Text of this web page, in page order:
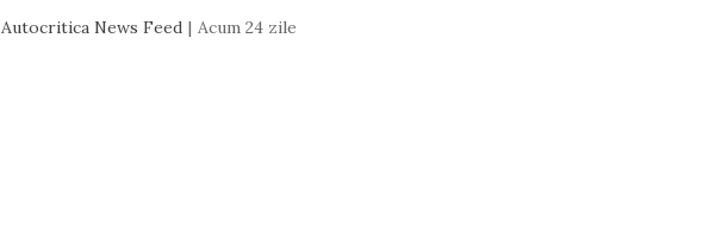
Autocritica News Feed Acum 24 zile